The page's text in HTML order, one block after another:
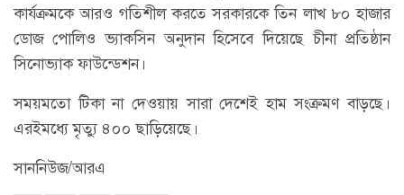
কার্যক্রমকে আরও গতিশীল করতে সরকারকে তিন লাখ ৮০ হাজার
ডোজ পোলিও ভ্যাকসিন অনুদান হিসেবে দিয়েছে চীনা প্রতিষ্ঠান
সিনোভ্যাক ফাউন্ডেশন।
সময়মতো টিকা না দেওয়ায় সারা দেশেই হাম সংক্রমণ বাড়ছে।
এরইমধ্যে মৃত্যু ৪০০ ছাড়িয়েছে।
সাননিউজ/আরএ